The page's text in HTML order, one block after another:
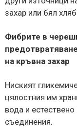
захар или бял хляб.
Фибрите в
на кръвна захар
Ниският
цялостния им
вода и
съединения.